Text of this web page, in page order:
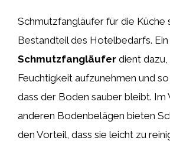
Schmutzfangläufer für die Küche
Bestandteil des Hotelbedarfs. Ein
Schmutzfangläufer dient
Feuchtigkeit aufzunehmen und
dass der Boden sauber bleibt. Im
anderen Bodenbelägen bieten
den Vorteil, dass sie leicht zu